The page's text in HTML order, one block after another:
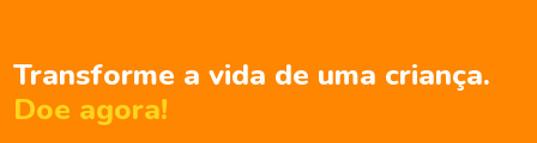
Transforme a vida de uma criança.
Doe agora!